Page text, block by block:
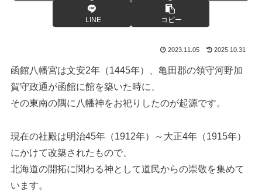
LINE コピー
2023.11.05 2025.10.31
函館八幡宮は文安2年（1445年）、亀田郡の領守河野加
賀守政通が函館に館を築いた時に、
その東南の隅に八幡神をお祀りしたのが起源です。
現在の社殿は明治45年（1912年）～大正4年（1915年）
にかけて改築されたもので、
北海道の開拓に関わる神として道民からの崇敬を集めて
います。